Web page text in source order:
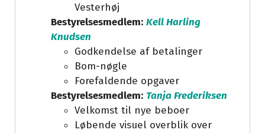
Vesterhøj
Bestyrelsesmedlem: Kell Harling
Knudsen
Godkendelse af betalinger
Bom-nøgle
Forefaldende opgaver
Bestyrelsesmedlem: Tanja Frederiksen
Velkomst til nye beboer
Løbende visuel overblik over